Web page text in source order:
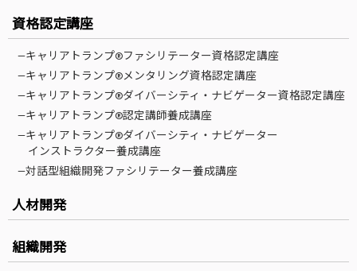
資格認定講座
—キャリアトランプ®ファシリテーター資格認定講座
—キャリアトランプ®メンタリング資格認定講座
—キャリアトランプ®ダイバーシティ・ナビゲーター資格認定講座
—キャリアトランプ®認定講師養成講座
—キャリアトランプ®ダイバーシティ・ナビゲーター
インストラクター養成講座
—対話型組織開発ファシリテーター養成講座
人材開発
組織開発